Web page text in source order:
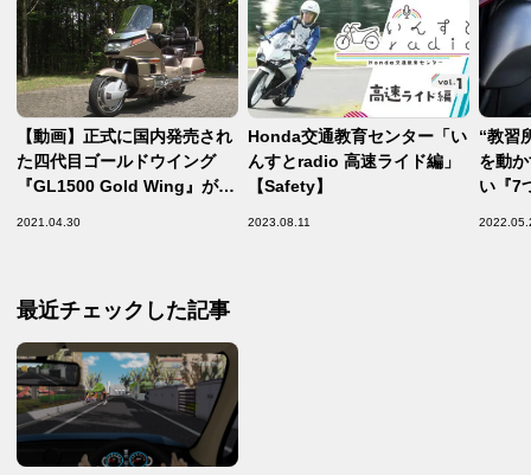
【動画】正式に国内発売され
た四代目ゴールドウイング
『GL1500 Gold Wing』がス
2021.04.30
Honda交通教育センター「い
んすとradio 高速ライド編」
【Safety】
2023.08.11
“教習
を動
い『7
最近チェックした記事